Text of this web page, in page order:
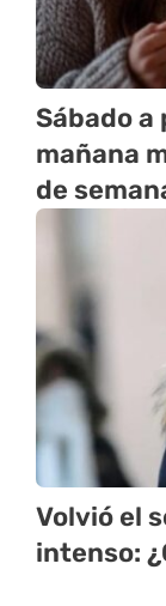
Sábado a
mañana
de
Volvió el
intenso: